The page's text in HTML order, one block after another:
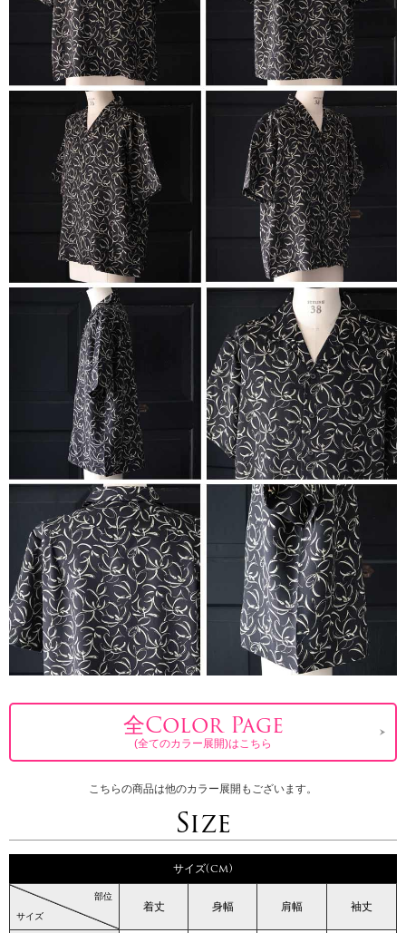
全Color Page
(全てのカラー展開)はこちら
こちらの商品は他のカラー展開もございます。
Size
サイズ(cm)
サイズ
部位
着丈 身幅 肩幅 袖丈